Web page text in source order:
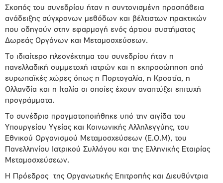
Σκοπός του συνεδρίου ήταν η συντονισμένη προσπάθεια
ανάδειξης σύγχρονων μεθόδων και βέλτιστων πρακτικών
που οδηγούν στην εφαρμογή ενός άρτιου συστήματος
Δωρεάς Οργάνων και Μεταμοσχεύσεων.
Το ιδιαίτερο πλεονέκτημα του συνεδρίου ήταν η
πανελλαδική συμμετοχή ιατρών και η εκπροσώπηση από
ευρωπαϊκές χώρες όπως η Πορτογαλία, η Κροατία, η
Ολλανδία και η Ιταλία οι οποίες έχουν αναπτύξει επιτυχή
προγράμματα.
Το συνέδριο πραγματοποιήθηκε υπό την αιγίδα του
Υπουργείου Υγείας και Κοινωνικής Αλληλεγγύης, του
Εθνικού Οργανισμού Μεταμοσχεύσεων (Ε.Ο.Μ), του
Πανελληνίου Ιατρικού Συλλόγου και της Ελληνικής Εταιρίας
Μεταμοσχεύσεων.
Η Πρόεδρος της Οργανωτικής Επιτροπής και Διευθύντρια